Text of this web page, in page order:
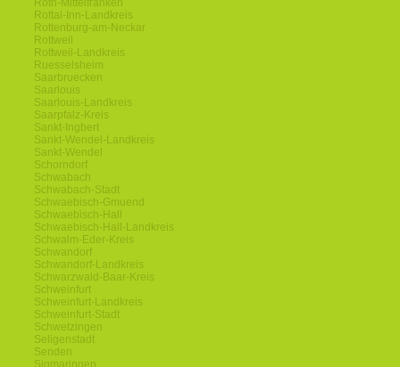
Roth-Mittelfranken
Rottal-Inn-Landkreis
Rottenburg-am-Neckar
Rottweil
Rottweil-Landkreis
Ruesselsheim
Saarbruecken
Saarlouis
Saarlouis-Landkreis
Saarpfalz-Kreis
Sankt-Ingbert
Sankt-Wendel-Landkreis
Sankt-Wendel
Schorndorf
Schwabach
Schwabach-Stadt
Schwaebisch-Gmuend
Schwaebisch-Hall
Schwaebisch-Hall-Landkreis
Schwalm-Eder-Kreis
Schwandorf
Schwandorf-Landkreis
Schwarzwald-Baar-Kreis
Schweinfurt
Schweinfurt-Landkreis
Schweinfurt-Stadt
Schwetzingen
Seligenstadt
Senden
Sigmaringen